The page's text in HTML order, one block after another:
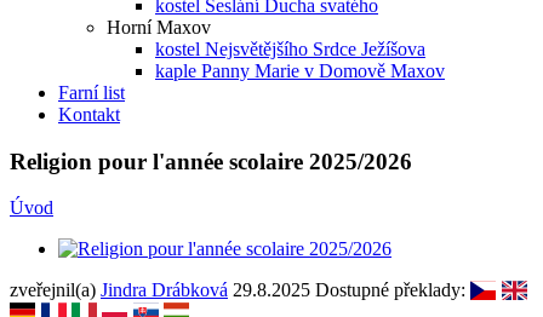
kostel Seslání Ducha svatého
Horní Maxov
kostel Nejsvětějšího Srdce Ježíšova
kaple Panny Marie v Domově Maxov
Farní list
Kontakt
Religion pour l'année scolaire 2025/2026
Úvod
zveřejnil(a) Jindra Drábková 29.8.2025 Dostupné překlady: